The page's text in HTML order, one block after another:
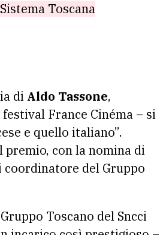
Toscana
di Aldo Tassone,
France Cinéma – si
e quello italiano”.
con la nomina di
del Gruppo
Toscano del Sncci